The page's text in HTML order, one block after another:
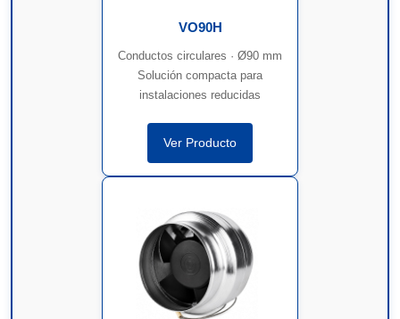
VO90H
Conductos circulares · Ø90 mm
Solución compacta para
instalaciones reducidas
Ver Producto